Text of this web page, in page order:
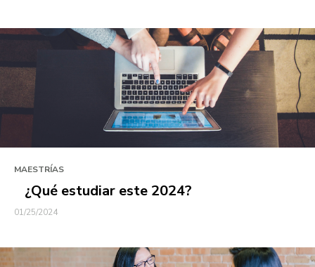
MAESTRÍAS
¿Qué estudiar este 2024?
01/25/2024